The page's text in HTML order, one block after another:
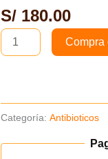
S/ 180.00
Caja
x
100
cantidad
Compra
Categoría:Antibioticos